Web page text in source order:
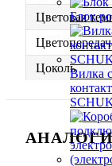
Блок
Вилка
Цветовая
Цоколь